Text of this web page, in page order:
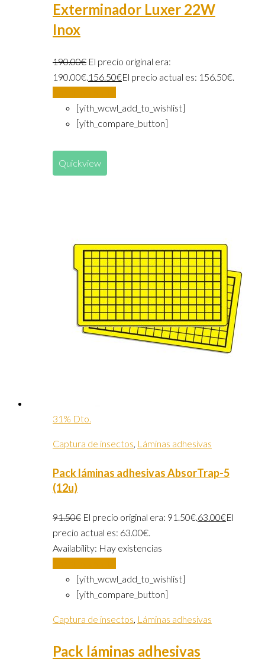
Exterminador Luxer 22W
Inox
190.00€ El precio original era:
190.00€.156.50€El precio actual es: 156.50€.
[yith_wcwl_add_to_wishlist]
[yith_compare_button]
Quickview
31% Dto.
Captura de insectos, Láminas adhesivas
Pack láminas adhesivas AbsorTrap-5
(12u)
91.50€ El precio original era: 91.50€.63.00€El
precio actual es: 63.00€.
Availability: Hay existencias
[yith_wcwl_add_to_wishlist]
[yith_compare_button]
Captura de insectos, Láminas adhesivas
Pack láminas adhesivas